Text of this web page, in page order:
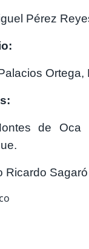
Pérez
de Oca
Ricardo